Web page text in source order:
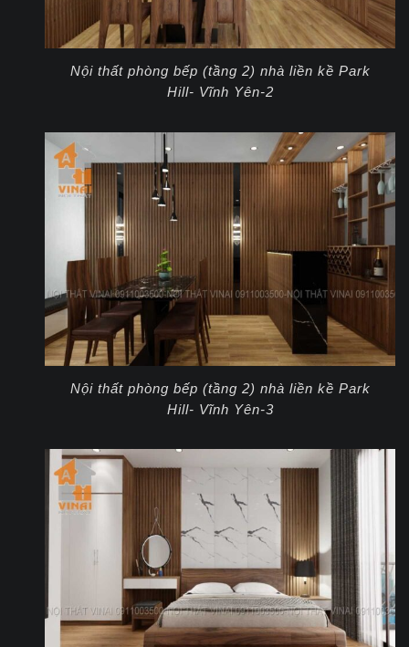
Nội thất phòng bếp (tầng 2) nhà liền kề Park
Hill- Vĩnh Yên-2
Nội thất phòng bếp (tầng 2) nhà liền kề Park
Hill- Vĩnh Yên-3